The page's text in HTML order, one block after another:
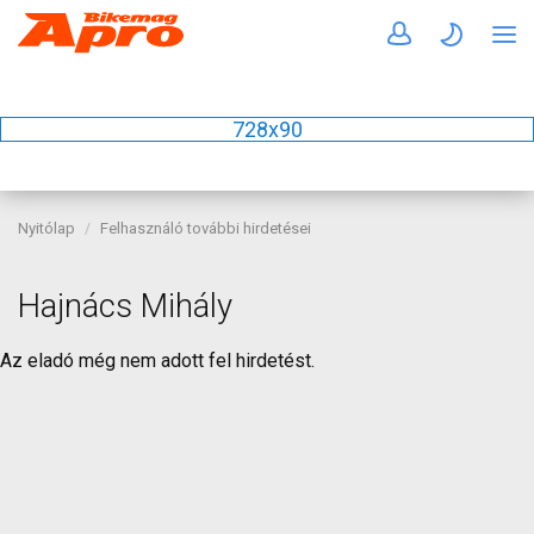
728x90
Nyitólap Felhasználó további hirdetései
Hajnács Mihály
Az eladó még nem adott fel hirdetést.